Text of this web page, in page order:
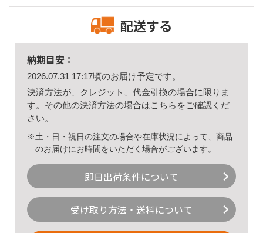
配送する
納期目安：
2026.07.31 17:17頃のお届け予定です。
決済方法が、クレジット、代金引換の場合に限りま
す。その他の決済方法の場合はこちら をご確認くだ
さい。
※土・日・祝日の注文の場合や在庫状況によって、商品
のお届けにお時間をいただく場合がございます。
即日出荷条件について
受け取り方法・送料について